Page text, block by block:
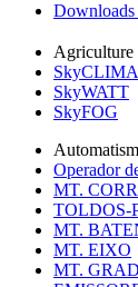
Downloads
Agriculture
SkyCLIMA
SkyWATT
SkyFOG
Operador
MT.
TOLDOS-
MT.
MT. EIXO
MT.